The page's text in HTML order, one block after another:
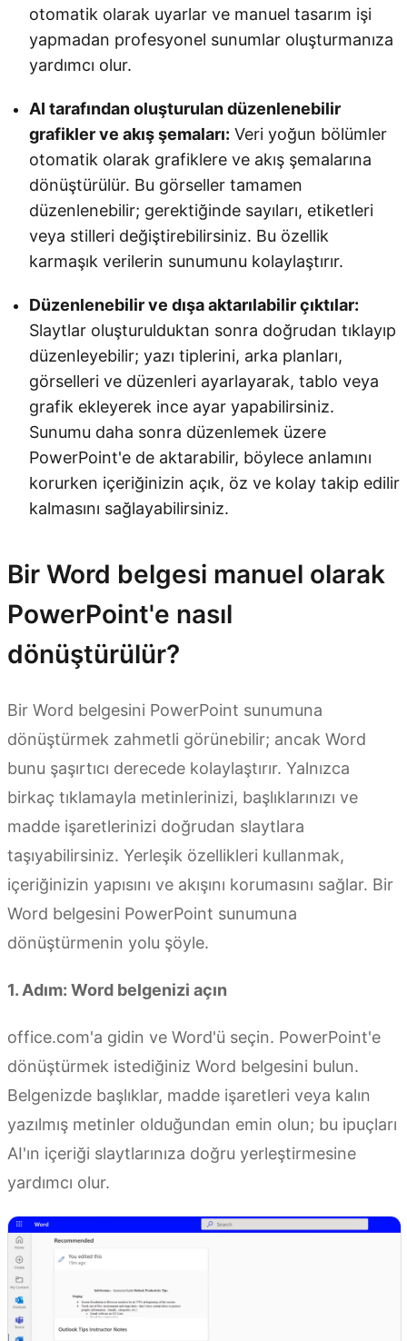
otomatik olarak uyarlar ve manuel tasarım işi
yapmadan profesyonel sunumlar oluşturmanıza
yardımcı olur.
AI tarafından oluşturulan düzenlenebilir
grafikler ve akış şemaları: Veri yoğun bölümler
otomatik olarak grafiklere ve akış şemalarına
dönüştürülür. Bu görseller tamamen
düzenlenebilir; gerektiğinde sayıları, etiketleri
veya stilleri değiştirebilirsiniz. Bu özellik
karmaşık verilerin sunumunu kolaylaştırır.
Düzenlenebilir ve dışa aktarılabilir çıktılar:
Slaytlar oluşturulduktan sonra doğrudan tıklayıp
düzenleyebilir; yazı tiplerini, arka planları,
görselleri ve düzenleri ayarlayarak, tablo veya
grafik ekleyerek ince ayar yapabilirsiniz.
Sunumu daha sonra düzenlemek üzere
PowerPoint'e de aktarabilir, böylece anlamını
korurken içeriğinizin açık, öz ve kolay takip edilir
kalmasını sağlayabilirsiniz.
Bir Word belgesi manuel olarak
PowerPoint'e nasıl
dönüştürülür?
Bir Word belgesini PowerPoint sunumuna
dönüştürmek zahmetli görünebilir; ancak Word
bunu şaşırtıcı derecede kolaylaştırır. Yalnızca
birkaç tıklamayla metinlerinizi, başlıklarınızı ve
madde işaretlerinizi doğrudan slaytlara
taşıyabilirsiniz. Yerleşik özellikleri kullanmak,
içeriğinizin yapısını ve akışını korumasını sağlar. Bir
Word belgesini PowerPoint sunumuna
dönüştürmenin yolu şöyle.
1. Adım: Word belgenizi açın
office.com'a gidin ve Word'ü seçin. PowerPoint'e
dönüştürmek istediğiniz Word belgesini bulun.
Belgenizde başlıklar, madde işaretleri veya kalın
yazılmış metinler olduğundan emin olun; bu ipuçları
AI'ın içeriği slaytlarınıza doğru yerleştirmesine
yardımcı olur.